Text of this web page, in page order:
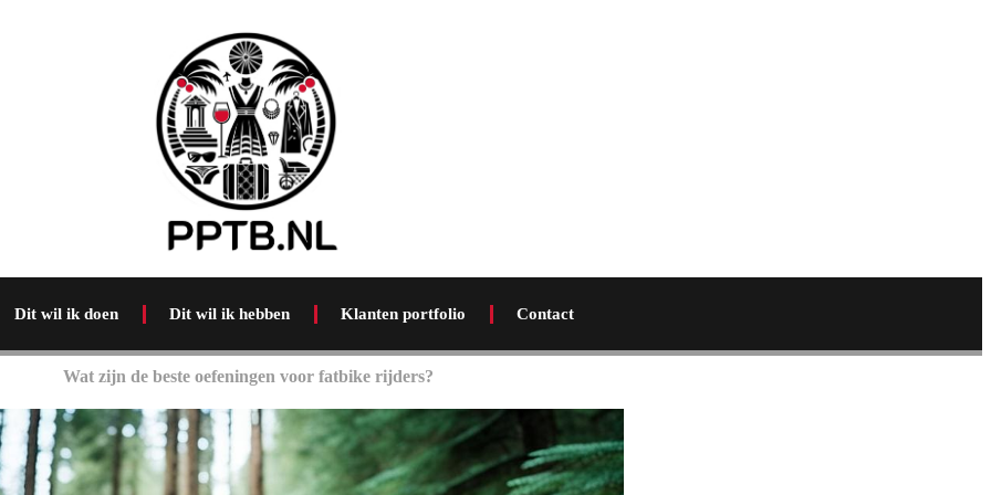
Dit wil ik doen Dit wil ik hebben Klanten portfolio Contact
Wat zijn de beste oefeningen voor fatbike rijders?